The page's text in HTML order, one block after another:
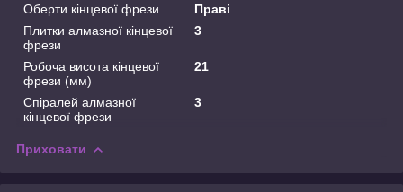
Оберти кінцевої фрези
Праві
Плитки алмазної кінцевої
фрези
3
Робоча висота кінцевої
фрези (мм)
21
Спіралей алмазної
кінцевої фрези
3
Приховати